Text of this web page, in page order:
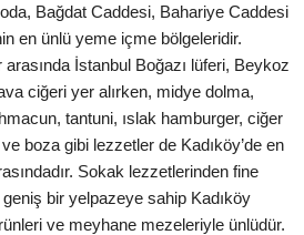
Bağdat Caddesi, Bahariye Caddesi
en ünlü yeme içme bölgeleridir.
İstanbul Boğazı lüferi, Beykoz
ciğeri yer alırken, midye dolma,
tantuni, ıslak hamburger, ciğer
boza gibi lezzetler de Kadıköy’de en
Sokak lezzetlerinden fine
bir yelpazeye sahip Kadıköy
ve meyhane mezeleriyle ünlüdür.